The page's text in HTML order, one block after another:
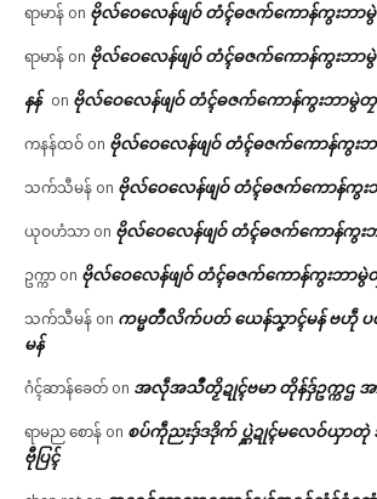
ရာမာန် on ဗိုလ်ဝေလေန်ဖျဝ် တံၚ်ဓဇက်ကောန်ကွးဘာ
ရာမာန် on ဗိုလ်ဝေလေန်ဖျဝ် တံၚ်ဓဇက်ကောန်ကွးဘာ
နန် on ဗိုလ်ဝေလေန်ဖျဝ် တံၚ်ဓဇက်ကောန်ကွးဘာမွဲတၠ
ကနန်ထဝ် on ဗိုလ်ဝေလေန်ဖျဝ် တံၚ်ဓဇက်ကောန်ကွး
သက်သီမန် on ဗိုလ်ဝေလေန်ဖျဝ် တံၚ်ဓဇက်ကောန်ကွ
ယုဝဟံသာ on ဗိုလ်ဝေလေန်ဖျဝ် တံၚ်ဓဇက်ကောန်ကွး
ဥက္ကာ on ဗိုလ်ဝေလေန်ဖျဝ် တံၚ်ဓဇက်ကောန်ကွးဘာ
သက်သီမန် on ကမ္မတဳလိက်ပတ် ယေန်သၞာၚ်မန် ဗဟဵု ပ
မန်
ဂံၚ်ဆာန်ခေတ် on အလဵုအသဳတၟိဍုၚ်ဗမာ တိုန်ဒှ်ဥက္ကဌ အာဇ
ရာမည စောန် on စပ်ကဵုညးဒှ်ဒဒိုက် ပ္ဋဲဍုၚ်မလေဝ်ယှာတုဲ
ဗီုပြၚ်